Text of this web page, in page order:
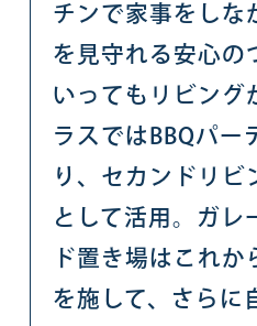
チンで家事をしな
を見守れる安心の
いってもリビング
ラスではBBQパー
り、セカンドリビ
として活用。ガレ
ド置き場はこれ
を施して、さらに